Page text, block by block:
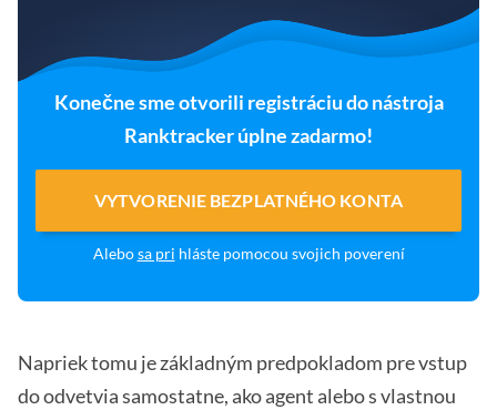
Konečne sme otvorili registráciu do nástroja
Ranktracker úplne zadarmo!
VYTVORENIE BEZPLATNÉHO KONTA
Alebosa pri hláste pomocou svojich poverení
Napriek tomu je základným predpokladom pre vstup
do odvetvia samostatne, ako agent alebo s vlastnou